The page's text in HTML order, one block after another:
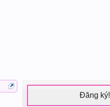
Đăng ký!